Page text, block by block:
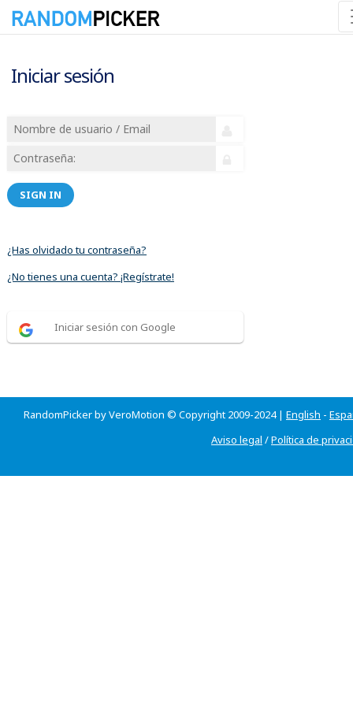
Iniciar sesión
SIGN IN
¿Has olvidado tu contraseña?
¿No tienes una cuenta? ¡Regístrate!
Iniciar sesión con Google
RandomPicker by VeroMotion © Copyright 2009-2024 | English -
Aviso legal /Política de